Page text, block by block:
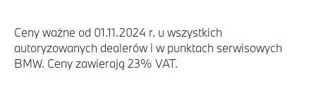
Ceny ważne od 01.11.2024 r. u wszystkich
autoryzowanych dealerów i w punktach serwisowych
BMW. Ceny zawierają 23% VAT.